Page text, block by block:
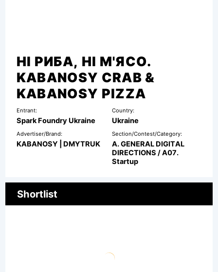
НІ РИБА, НІ М'ЯСО.
KABANOSY CRAB &
KABANOSY PIZZA
Entrant:
Spark Foundry Ukraine
Country:
Ukraine
Advertiser/Brand:
KABANOSY | DMYTRUK
Section/Contest/Category:
A. GENERAL DIGITAL
DIRECTIONS / A07.
Startup
Shortlist